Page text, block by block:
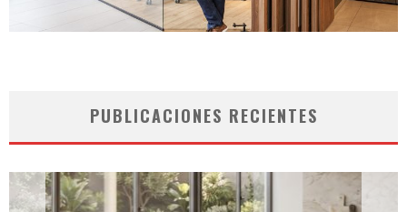
PUBLICACIONES RECIENTES